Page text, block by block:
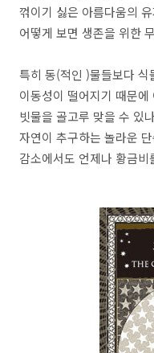
꺾이기 싫은 아름다움의
어떻게 보면 생존을 위한
특히 동(적인 )물들보다 식
이동성이 떨어지기 때문
빗물을 골고루 맞을 수 있
자연이 추구하는 놀라운
감소에서도 언제나 황금